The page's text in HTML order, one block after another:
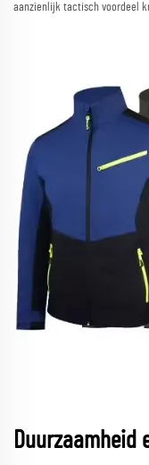
aanzienlijk tactisch voordeel
Duurzaamheid